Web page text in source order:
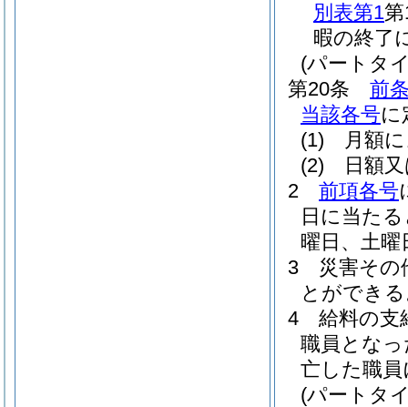
別表第1
暇の終了
(パートタ
第20条
前
当該各号に
(1)
月額
(2)
日額
2
前項各号
日に当た
曜日、土
3
災害その
とができ
4
給料の支
職員とな
亡した職
(パートタ